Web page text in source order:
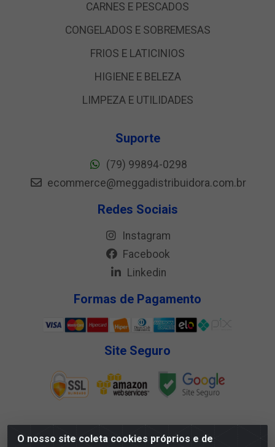
O nosso site coleta cookies próprios e de
CARNES E PESCADOS
CONGELADOS E SOBREMESAS
FRIOS E LATICINIOS
HIGIENE E BELEZA
LIMPEZA E UTILIDADES
Suporte
(79) 99894-0298
ecommerce@meggadistribuidora.com.br
Redes Sociais
Instagram
Facebook
Linkedin
Formas de Pagamento
Site Seguro